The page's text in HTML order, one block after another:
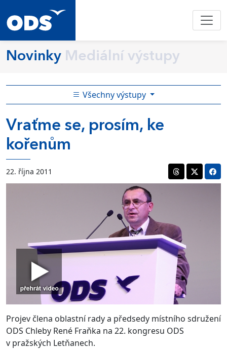
Novinky Mediální výstupy
Všechny výstupy
Vraťme se, prosím, ke
kořenům
22. října 2011
Projev člena oblastní rady a předsedy místního sdružení
ODS Chleby René Fraňka na 22. kongresu ODS
v pražských Letňanech.